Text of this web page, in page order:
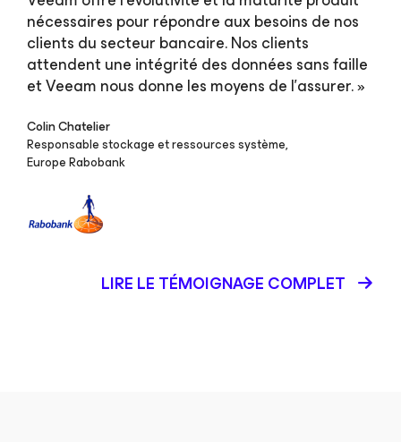
nécessaires pour répondre aux besoins de nos
clients du secteur bancaire. Nos clients
attendent une intégrité des données sans faille
et Veeam nous donne les moyens de l’assurer. »
Colin Chatelier
Responsable stockage et ressources système,
Europe Rabobank
LIRE LE TÉMOIGNAGE COMPLET